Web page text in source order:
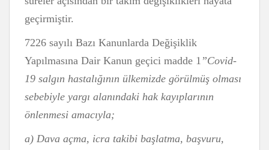
geçirmiştir.
7226 sayılı Bazı Kanunlarda Değişiklik
Yapılmasına Dair Kanun geçici madde 1”Covid-
19 salgın hastalığının ülkemizde görülmüş olması
sebebiyle yargı alanındaki hak kayıplarının
önlenmesi amacıyla;
a) Dava açma, icra takibi başlatma, başvuru,